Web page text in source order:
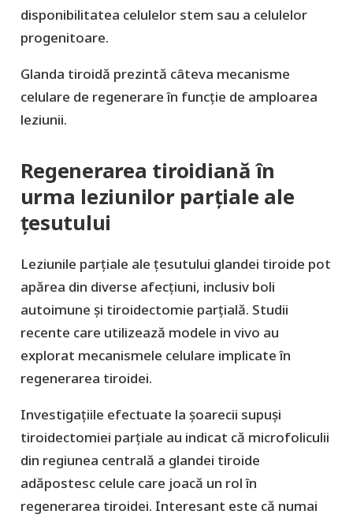
disponibilitatea celulelor stem sau a celulelor
progenitoare.
Glanda tiroidă prezintă câteva mecanisme
celulare de regenerare în funcție de amploarea
leziunii.
Regenerarea tiroidiană în
urma leziunilor parțiale ale
țesutului
Leziunile parțiale ale țesutului glandei tiroide pot
apărea din diverse afecțiuni, inclusiv boli
autoimune și tiroidectomie parțială. Studii
recente care utilizează modele in vivo au
explorat mecanismele celulare implicate în
regenerarea tiroidei.
Investigațiile efectuate la șoarecii supuși
tiroidectomiei parțiale au indicat că microfoliculii
din regiunea centrală a glandei tiroide
adăpostesc celule care joacă un rol în
regenerarea tiroidei. Interesant este că numai